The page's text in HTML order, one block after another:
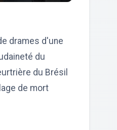
drames d'une
du
du Brésil
de mort